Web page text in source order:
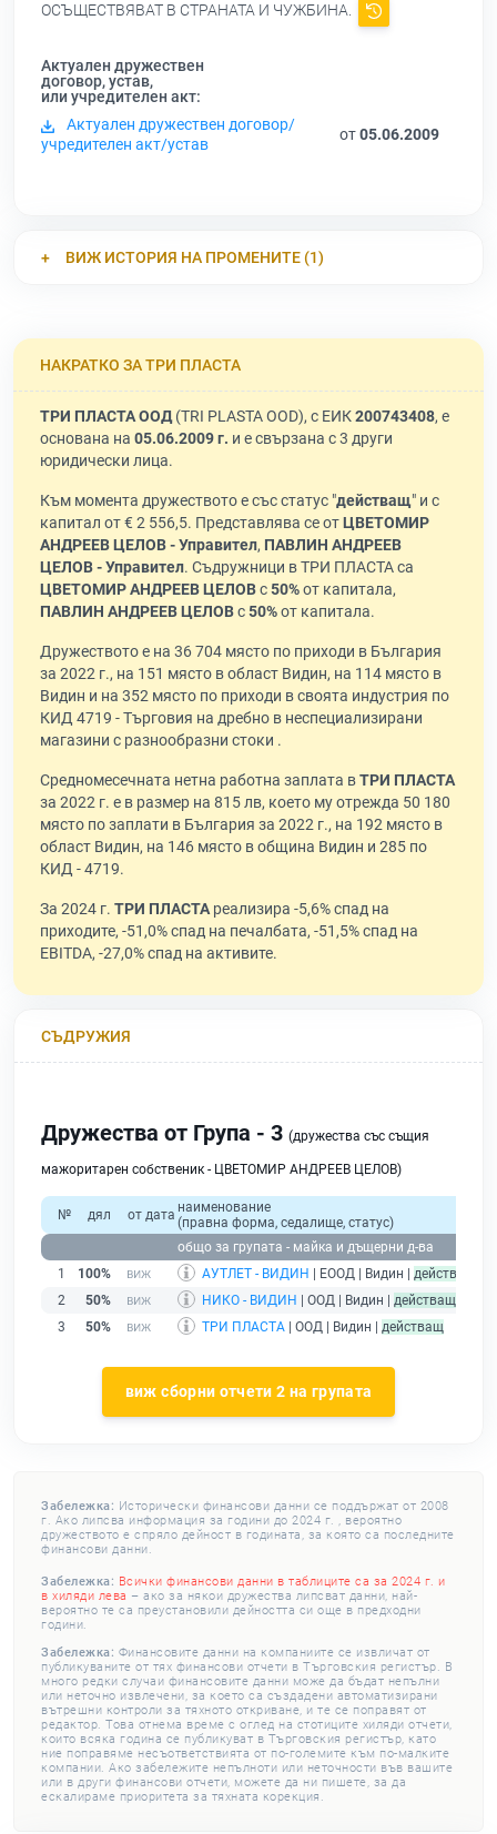
ОСЪЩЕСТВЯВАТ В СТРАНАТА И ЧУЖБИНА.
Актуален дружествен
договор, устав,
или учредителен акт:
Актуален дружествен договор/
учредителен акт/устав
от05.06.2009
ВИЖ ИСТОРИЯ НА ПРОМЕНИТЕ (1)
НАКРАТКО ЗА ТРИ ПЛАСТА
ТРИ ПЛАСТА ООД(TRI PLASTA OOD), с ЕИК200743408, е
основана на 05.06.2009 г. и е свързана с 3 други
юридически лица.
Към момента дружеството е със статус "действащ" и с
капитал от € 2 556,5. Представлява се отЦВЕТОМИР
АНДРЕЕВ ЦЕЛОВ - Управител, ПАВЛИН АНДРЕЕВ
ЦЕЛОВ - Управител. Съдружници в ТРИ ПЛАСТА са
ЦВЕТОМИР АНДРЕЕВ ЦЕЛОВс50%от капитала,
ПАВЛИН АНДРЕЕВ ЦЕЛОВс50%от капитала.
Дружеството е на 36 704 място по приходи в България
за 2022 г., на 151 място в област Видин, на 114 място в
Видин и на 352 място по приходи в своята индустрия по
КИД 4719 - Търговия на дребно в неспециализирани
магазини с разнообразни стоки .
Средномесечната нетна работна заплата вТРИ ПЛАСТА
за 2022 г. е в размер на 815 лв, което му отрежда 50 180
място по заплати в България за 2022 г., на 192 място в
област Видин, на 146 място в община Видин и 285 по
КИД - 4719.
За 2024 г. ТРИ ПЛАСТАреализира -5,6% спад на
приходите, -51,0% спад на печалбата, -51,5% спад на
EBITDA, -27,0% спад на активите.
СЪДРУЖИЯ
Дружества от Група - 3 (дружества със същия
мажоритарен собственик - ЦВЕТОМИР АНДРЕЕВ ЦЕЛОВ)
№ дял от дата наименование
(правна форма, седалище, статус)
общо за групата - майка и дъщерни д-ва
1
100% АУТЛЕТ - ВИДИН | ЕООД | Видин | действащ
2
50% НИКО - ВИДИН | ООД | Видин | действащ
3
50% ТРИ ПЛАСТА | ООД | Видин | действащ
виж сборни отчети 2 на групата
Забележка: Исторически финансови данни се поддържат от 2008
г. Ако липсва информация за години до 2024 г. , вероятно
дружеството е спряло дейност в годината, за която са последните
финансови данни.
Забележка: Всички финансови данни в таблиците са за 2024 г. и
в хиляди лева – ако за някои дружества липсват данни, най-
вероятно те са преустановили дейността си още в предходни
години.
Забележка: Финансовите данни на компаниите се извличат от
публикуваните от тях финансови отчети в Търговския регистър. В
много редки случаи финансовите данни може да бъдат непълни
или неточно извлечени, за което са създадени автоматизирани
вътрешни контроли за тяхното откриване, и те се поправят от
редактор. Това отнема време с оглед на стотиците хиляди отчети,
които всяка година се публикуват в Търговския регистър, като
ние поправяме несъответствията от по-големите към по-малките
компании. Ако забележите непълноти или неточности във вашите
или в други финансови отчети, можете да ни пишете, за да
ескалираме приоритета за тяхната корекция.